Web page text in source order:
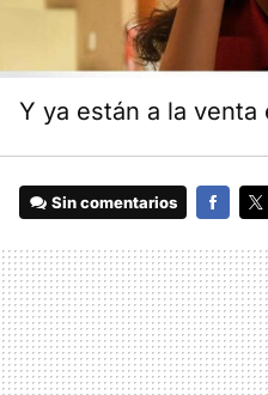
Y ya están a la venta
Sin comentarios